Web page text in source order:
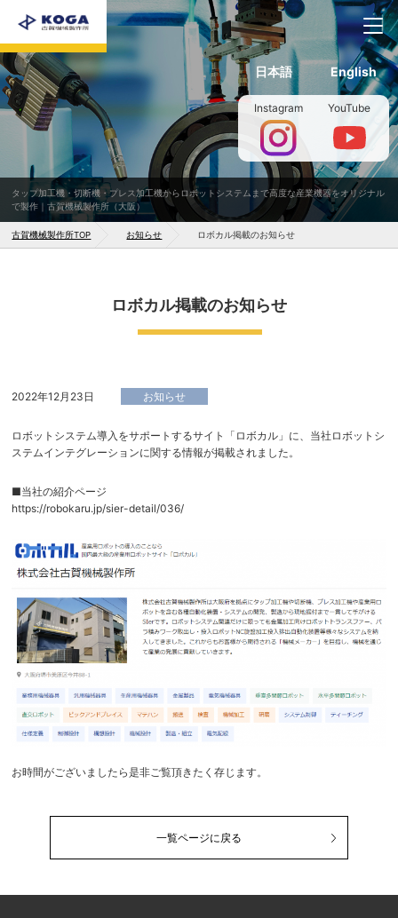
日本語 English
Instagram YouTube
タップ加工機・切断機・プレス加工機からロボットシステムまで高度な産業機器をオリジナル
で製作｜古賀機械製作所（大阪）
古賀機械製作所TOP お知らせ ロボカル掲載のお知らせ
ロボカル掲載のお知らせ
2022年12月23日 お知らせ
ロボットシステム導入をサポートするサイト「ロボカル」に、当社ロボットシ
ステムインテグレーションに関する情報が掲載されました。
■当社の紹介ページ
https://robokaru.jp/sier-detail/036/
お時間がございましたら是非ご覧頂きたく存じます。
一覧ページに戻る